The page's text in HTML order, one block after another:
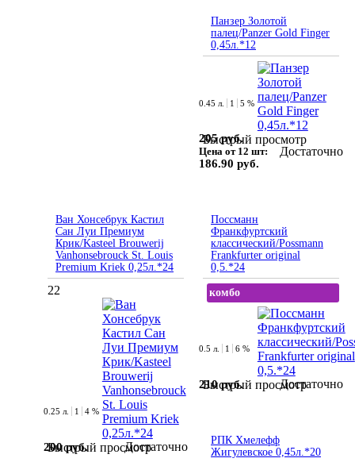
Панзер Золотой
палец/Panzer Gold Finger
0,45л.*12
Быстрый просмотр
0.45 л. 1 5 %
205 руб.
Цена от 12 шт:
186.90 руб.
Достаточно
Ван Хонсебрук Кастил
Сан Луи Премиум
Крик/Kasteel Brouwerij
Vanhonsebrouck St. Louis
Premium Kriek 0,25л.*24
22
Быстрый просмотр
0.25 л. 1 4 %
200 руб. Достаточно
Поссманн
Франкфуртский
классический/Possmann
Frankfurter original
0,5.*24
комбо
Быстрый просмотр
0.5 л. 1 6 %
210 руб. Достаточно
РПК Хмелефф
Жигулевское 0,45л.*20